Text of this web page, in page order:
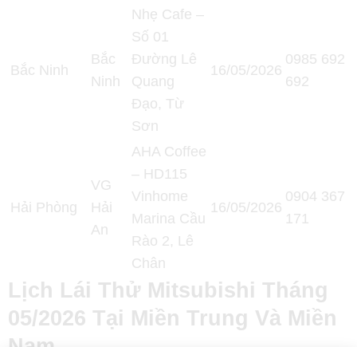
Bắc Ninh
Bắc
Ninh
Nhẹ Cafe –
Số 01
Đường Lê
Quang
Đạo, Từ
Sơn
16/05/2026
0985 692
692
Hải Phòng
VG
Hải
An
AHA Coffee
– HD115
Vinhome
Marina Cầu
Rào 2, Lê
Chân
16/05/2026
0904 367
171
Lịch Lái Thử Mitsubishi Tháng
05/2026 Tại Miền Trung Và Miền